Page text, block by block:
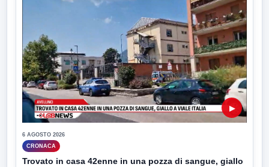
▶
6 AGOSTO 2026
CRONACA
Trovato in casa 42enne in una pozza di sangue, giallo